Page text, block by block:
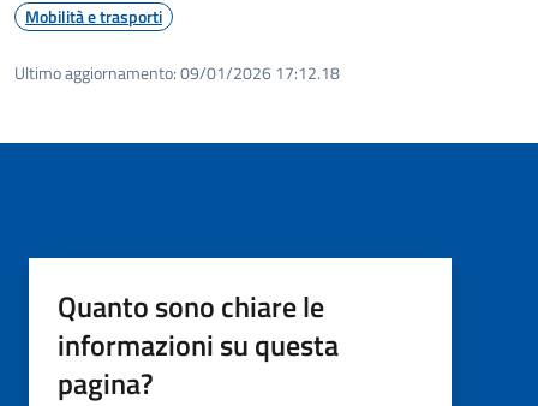
Mobilità e trasporti
Ultimo aggiornamento:09/01/2026 17:12.18
Quanto sono chiare le
informazioni su questa
pagina?